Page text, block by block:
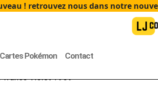
! retrouvez nous dans notre
Cartes Pokémon Contact
francs Violet 1939